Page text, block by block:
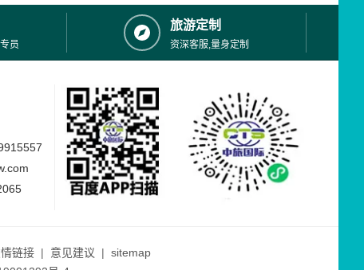
员
旅游定制
资深客服,量身定制
链接 | 意见建议 | sitemap